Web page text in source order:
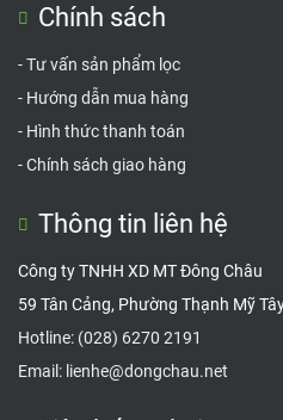
Chính sách
-Tư vấn sản phẩm lọc
- Hướng dẫn mua hàng
- Hình thức thanh toán
-Chính sách giao hàng
Thông tin liên hệ
Công ty TNHH XD MT Đông Châu
59 Tân Cảng, Phường Thạnh Mỹ
Hotline: (028) 6270 2191
Email: lienhe@dongchau.net